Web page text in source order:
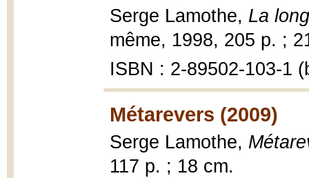
Serge Lamothe, La
même, 1998, 205 p. ;
ISBN : 2-89502-103-1
Métarevers (2009)
Serge Lamothe,
117 p. ; 18 cm.